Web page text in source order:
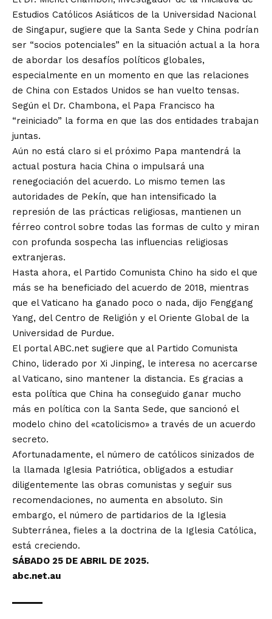
Estudios Católicos Asiáticos de la Universidad Nacional
de Singapur, sugiere que la Santa Sede y China podrían
ser “socios potenciales” en la situación actual a la hora
de abordar los desafíos políticos globales,
especialmente en un momento en que las relaciones
de China con Estados Unidos se han vuelto tensas.
Según el Dr. Chambona, el Papa Francisco ha
“reiniciado” la forma en que las dos entidades trabajan
juntas.
Aún no está claro si el próximo Papa mantendrá la
actual postura hacia China o impulsará una
renegociación del acuerdo. Lo mismo temen las
autoridades de Pekín, que han intensificado la
represión de las prácticas religiosas, mantienen un
férreo control sobre todas las formas de culto y miran
con profunda sospecha las influencias religiosas
extranjeras.
Hasta ahora, el Partido Comunista Chino ha sido el que
más se ha beneficiado del acuerdo de 2018, mientras
que el Vaticano ha ganado poco o nada, dijo Fenggang
Yang, del Centro de Religión y el Oriente Global de la
Universidad de Purdue.
El portal ABC.net sugiere que al Partido Comunista
Chino, liderado por Xi Jinping, le interesa no acercarse
al Vaticano, sino mantener la distancia. Es gracias a
esta política que China ha conseguido ganar mucho
más en política con la Santa Sede, que sancionó el
modelo chino del «catolicismo» a través de un acuerdo
secreto.
Afortunadamente, el número de católicos sinizados de
la llamada Iglesia Patriótica, obligados a estudiar
diligentemente las obras comunistas y seguir sus
recomendaciones, no aumenta en absoluto. Sin
embargo, el número de partidarios de la Iglesia
Subterránea, fieles a la doctrina de la Iglesia Católica,
está creciendo.
SÁBADO 25 DE ABRIL DE 2025.
abc.net.au